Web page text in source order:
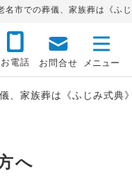
名市での葬儀、家族葬は《ふ
お電話 お問合せ
、家族葬は《ふじみ式典
へ